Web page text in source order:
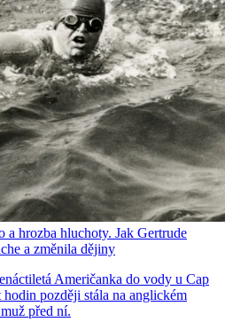
hrozba hluchoty. Jak Gertrude
a změnila dějiny
Američanka do vody u Cap
později stála na anglickém
před ní.